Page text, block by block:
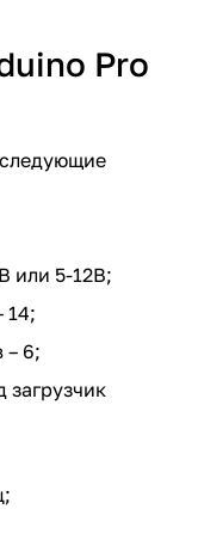
Pro
или 5-12В;
14;
– 6;
загрузчик